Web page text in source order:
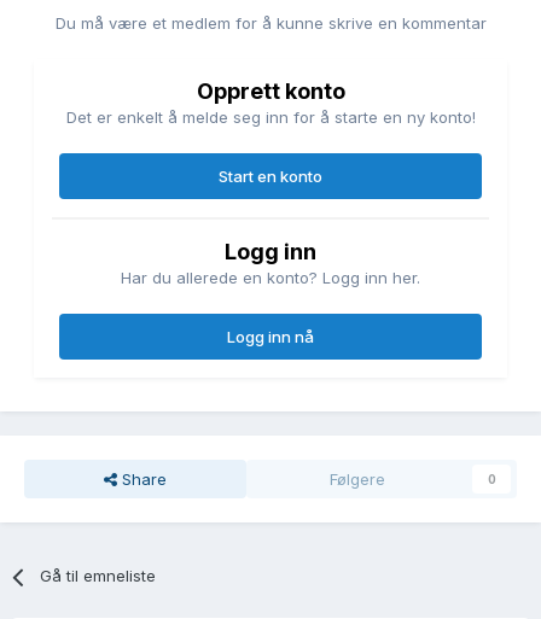
Du må være et medlem for å kunne skrive en kommentar
Opprett konto
Det er enkelt å melde seg inn for å starte en ny konto!
Start en konto
Logg inn
Har du allerede en konto? Logg inn her.
Logg inn nå
Share Følgere 0
Gå til emneliste